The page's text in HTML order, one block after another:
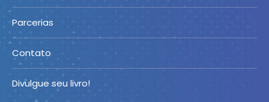
Parcerias
Contato
Divulgue seu livro!